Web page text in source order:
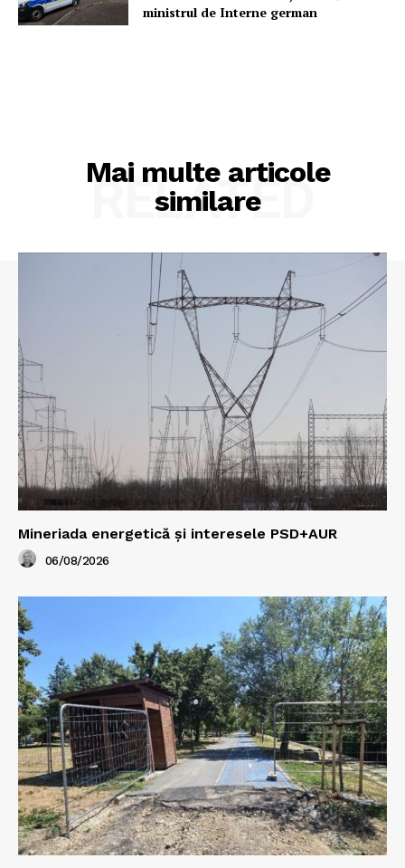
ministrul de Interne german
Mai multe articole
similare
RELATED
Mineriada energetică și interesele PSD+AUR
06/08/2026